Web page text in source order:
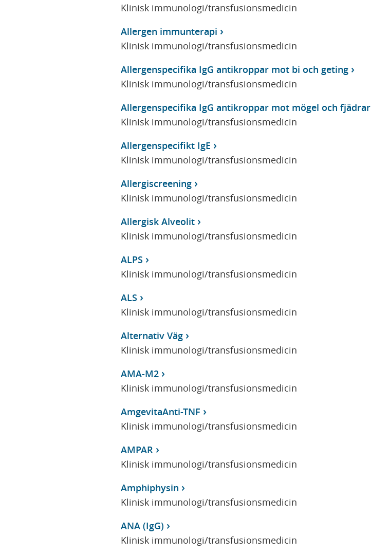
Klinisk immunologi/transfusionsmedicin
Allergen immunterapi
Klinisk immunologi/transfusionsmedicin
Allergenspecifika IgG antikroppar mot bi och geting
Klinisk immunologi/transfusionsmedicin
Allergenspecifika IgG antikroppar mot mögel och fjädrar
Klinisk immunologi/transfusionsmedicin
Allergenspecifikt IgE
Klinisk immunologi/transfusionsmedicin
Allergiscreening
Klinisk immunologi/transfusionsmedicin
Allergisk Alveolit
Klinisk immunologi/transfusionsmedicin
ALPS
Klinisk immunologi/transfusionsmedicin
ALS
Klinisk immunologi/transfusionsmedicin
Alternativ Väg
Klinisk immunologi/transfusionsmedicin
AMA-M2
Klinisk immunologi/transfusionsmedicin
AmgevitaAnti-TNF
Klinisk immunologi/transfusionsmedicin
AMPAR
Klinisk immunologi/transfusionsmedicin
Amphiphysin
Klinisk immunologi/transfusionsmedicin
ANA (IgG)
Klinisk immunologi/transfusionsmedicin